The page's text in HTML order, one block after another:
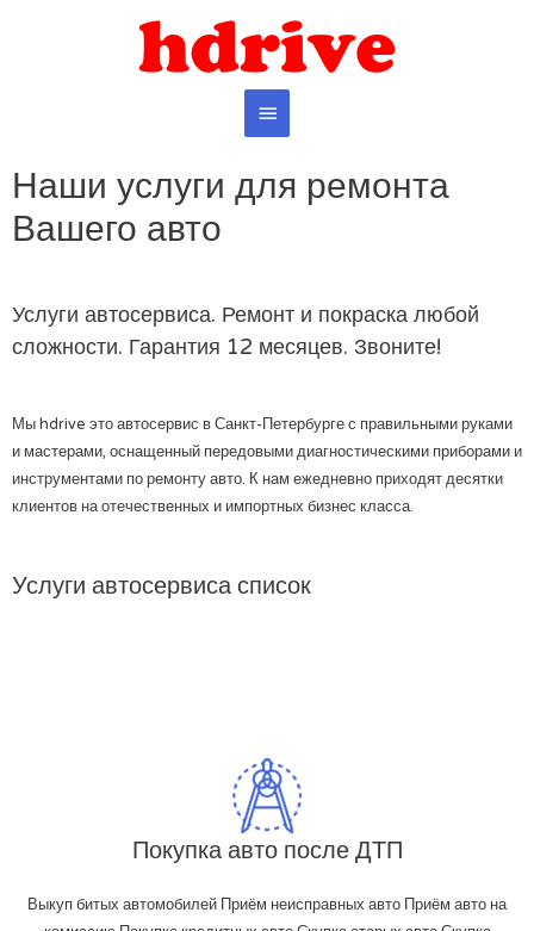
Наши услуги для ремонта
Вашего авто
Услуги автосервиса. Ремонт и покраска любой
сложности. Гарантия 12 месяцев. Звоните!
Мы hdrive это автосервис в Санкт-Петербурге с правильными руками
и мастерами, оснащенный передовыми диагностическими приборами и
инструментами по ремонту авто. К нам ежедневно приходят десятки
клиентов на отечественных и импортных бизнес класса.
Услуги автосервиса список
Покупка авто после ДТП
Выкуп битых автомобилей Приём неисправных авто Приём авто на